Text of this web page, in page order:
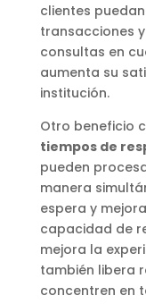
clientes
transacciones
consultas en
aumenta su
institución.
Otro beneficio
tiempos de
pueden
manera
espera y
capacidad de
mejora la
también libera
concentren en